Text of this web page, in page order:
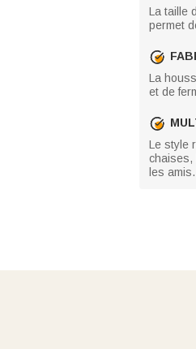
La taille
permet
La
et de
Le style
chaises,
les